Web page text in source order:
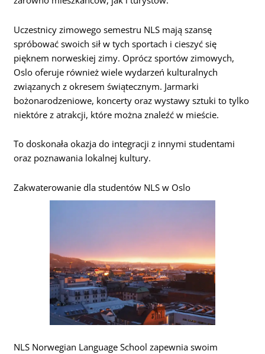
Uczestnicy zimowego semestru NLS mają szansę
spróbować swoich sił w tych sportach i cieszyć się
pięknem norweskiej zimy. Oprócz sportów zimowych,
Oslo oferuje również wiele wydarzeń kulturalnych
związanych z okresem świątecznym. Jarmarki
bożonarodzeniowe, koncerty oraz wystawy sztuki to tylko
niektóre z atrakcji, które można znaleźć w mieście.
To doskonała okazja do integracji z innymi studentami
oraz poznawania lokalnej kultury.
Zakwaterowanie dla studentów NLS w Oslo
NLS Norwegian Language School zapewnia swoim